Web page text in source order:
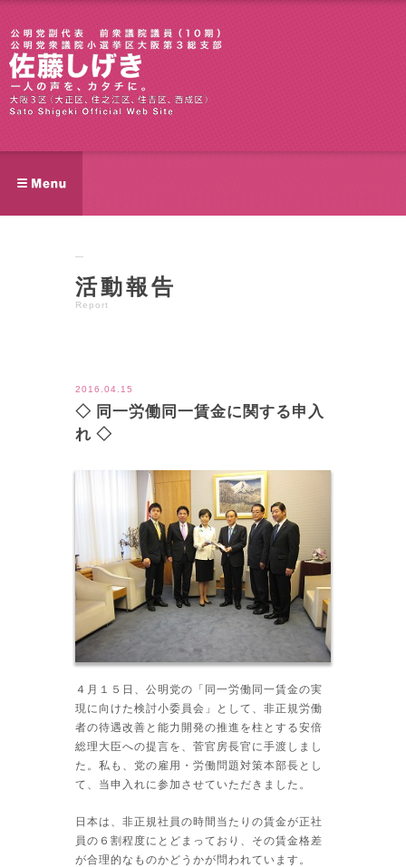
活動報告
Report
2016.04.15
◇ 同一労働同一賃金に関する申入
れ ◇
４月１５日、公明党の「同一労働同一賃金の実
現に向けた検討小委員会」として、非正規労働
者の待遇改善と能力開発の推進を柱とする安倍
総理大臣への提言を、菅官房長官に手渡しまし
た。私も、党の雇用・労働問題対策本部長とし
て、当申入れに参加させていただきました。
日本は、非正規社員の時間当たりの賃金が正社
員の６割程度にとどまっており、その賃金格差
が合理的なものかどうかが問われています。